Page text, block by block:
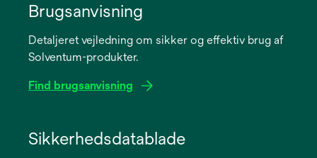
Brugsanvisning
Detaljeret vejledning om sikker og effektiv brug af
Solventum-produkter.
Find brugsanvisning
Sikkerhedsdatablade